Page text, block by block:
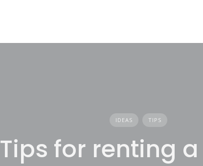
IDEAS TIPS
Tips for renting